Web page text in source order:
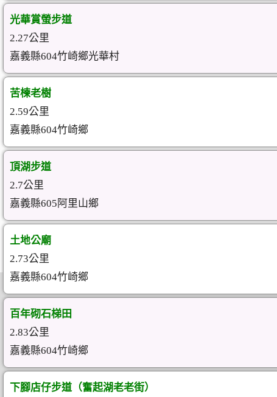
光華賞螢步道
2.27公里
嘉義縣604竹崎鄉光華村
苦楝老樹
2.59公里
嘉義縣604竹崎鄉
頂湖步道
2.7公里
嘉義縣605阿里山鄉
土地公廟
2.73公里
嘉義縣604竹崎鄉
百年砌石梯田
2.83公里
嘉義縣604竹崎鄉
下腳店仔步道（奮起湖老老街）